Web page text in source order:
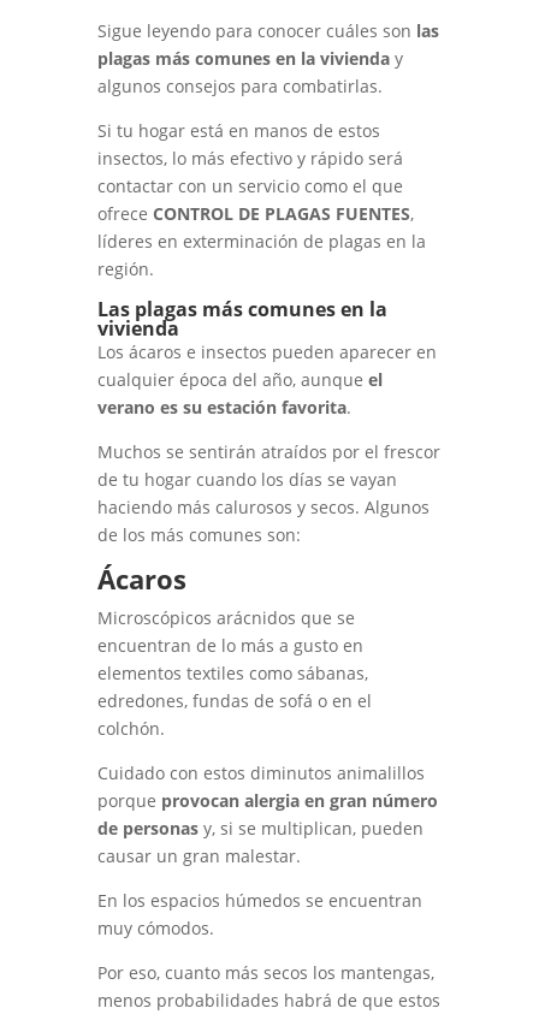
Sigue leyendo para conocer cuáles son las
plagas más comunes en la vivienda y
algunos consejos para combatirlas.
Si tu hogar está en manos de estos
insectos, lo más efectivo y rápido será
contactar con un servicio como el que
ofrece CONTROL DE PLAGAS FUENTES,
líderes en exterminación de plagas en la
región.
Las plagas más comunes en la
vivienda
Los ácaros e insectos pueden aparecer en
cualquier época del año, aunque el
verano es su estación favorita.
Muchos se sentirán atraídos por el frescor
de tu hogar cuando los días se vayan
haciendo más calurosos y secos. Algunos
de los más comunes son:
Ácaros
Microscópicos arácnidos que se
encuentran de lo más a gusto en
elementos textiles como sábanas,
edredones, fundas de sofá o en el
colchón.
Cuidado con estos diminutos animalillos
porque provocan alergia en gran número
de personas y, si se multiplican, pueden
causar un gran malestar.
En los espacios húmedos se encuentran
muy cómodos.
Por eso, cuanto más secos los mantengas,
menos probabilidades habrá de que estos